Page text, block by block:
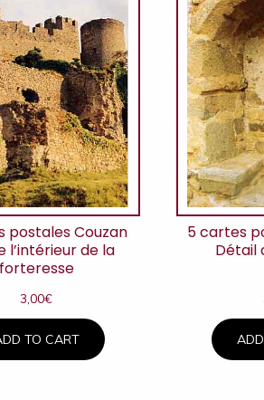
postales Couzan
l’intérieur de la
forteresse
3,00€
TO CART
5 cartes
Détail